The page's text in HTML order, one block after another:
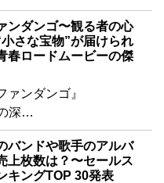
ンダンゴ〜観る者の心
小さな宝物”が届けられ
春ロードムービーの傑
ァンダンゴ』
深…
バンドや歌手のアルバ
上枚数は？〜セールス
キングTOP 30発表